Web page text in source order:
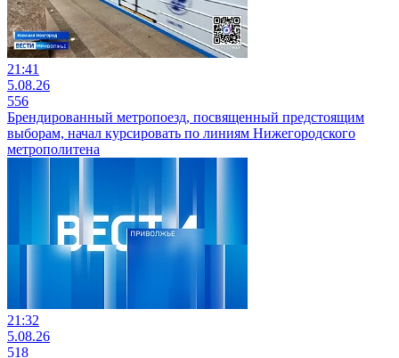
21:41
5.08.26
556
Брендированный метропоезд, посвященный предстоящим
выборам, начал курсировать по линиям Нижегородского
метрополитена
21:32
5.08.26
518